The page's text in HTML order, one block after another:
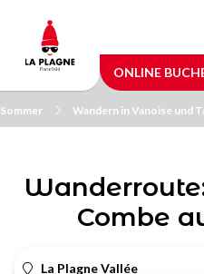
main
content
ONLINE
Wandern in Vanoise und
Combe
La Plagne Vallée